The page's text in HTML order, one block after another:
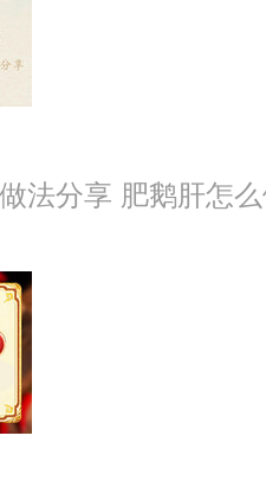
法分享 肥鹅肝怎